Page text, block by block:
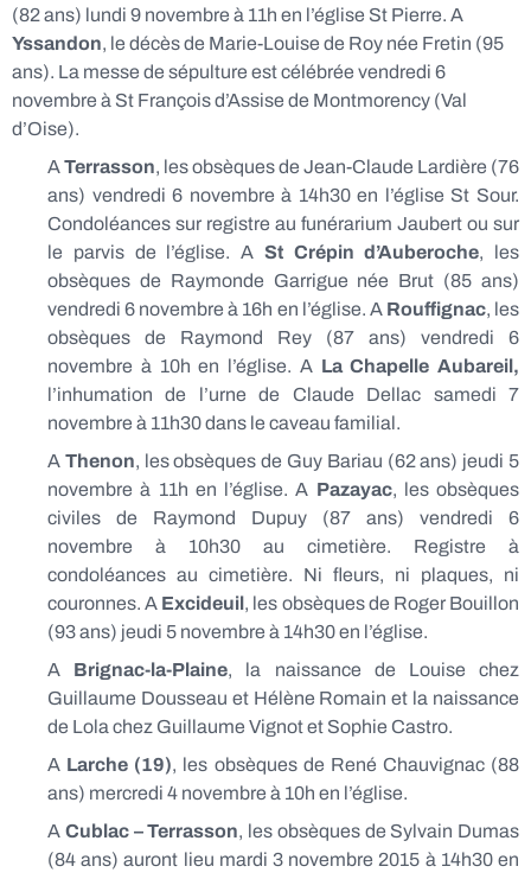
(82 ans) lundi 9 novembre à 11h en l’église St Pierre. A
Yssandon, le décès de Marie-Louise de Roy née Fretin (95
ans). La messe de sépulture est célébrée vendredi 6
novembre à St François d’Assise de Montmorency (Val
d’Oise).
ATerrasson, les obsèques de Jean-Claude Lardière (76
ans) vendredi 6 novembre à 14h30 en l’église St Sour.
Condoléances sur registre au funérarium Jaubert ou sur
le parvis de l’église. A St Crépin d’Auberoche, les
obsèques de Raymonde Garrigue née Brut (85 ans)
vendredi 6 novembre à 16h en l’église. A Rouffignac, les
obsèques de Raymond Rey (87 ans) vendredi 6
novembre à 10h en l’église. A La Chapelle Aubareil,
l’inhumation de l’urne de Claude Dellac samedi 7
novembre à 11h30 dans le caveau familial.
A Thenon, les obsèques de Guy Bariau (62 ans) jeudi 5
novembre à 11h en l’église. A Pazayac, les obsèques
civiles de Raymond Dupuy (87 ans) vendredi 6
novembre à 10h30 au cimetière. Registre à
condoléances au cimetière. Ni fleurs, ni plaques, ni
couronnes. A Excideuil, les obsèques de Roger Bouillon
(93 ans) jeudi 5 novembre à 14h30 en l’église.
A Brignac-la-Plaine, la naissance de Louise chez
Guillaume Dousseau et Hélène Romain et la naissance
de Lola chez Guillaume Vignot et Sophie Castro.
A Larche (19), les obsèques de René Chauvignac (88
ans) mercredi 4 novembre à 10h en l’église.
A Cublac – Terrasson, les obsèques de Sylvain Dumas
(84 ans) auront lieu mardi 3 novembre 2015 à 14h30 en